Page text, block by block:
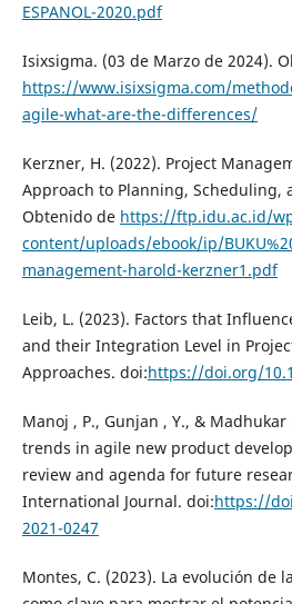
ESPANOL-2020.pdf
Isixsigma. (03 de Marzo de 2024).
https://www.isixsigma.com/
agile-what-are-the-differences/
Kerzner, H. (2022). Project
Approach to Planning, Scheduling,
Obtenido de https://ftp.idu.ac.id/
content/uploads/ebook/ip/
management-harold-kerzner1.pdf
Leib, L. (2023). Factors that
and their Integration Level in
Approaches. doi:https://doi.org/
Manoj , P., Gunjan , Y., & Madhukar
trends in agile new product
review and agenda for future
International Journal. doi:https://
2021-0247
Montes, C. (2023). La evolución de